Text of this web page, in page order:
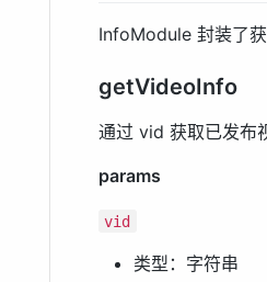
InfoModule 封装了获
getVideoInfo
通过 vid 获取已发布
params
vid
类型：字符串